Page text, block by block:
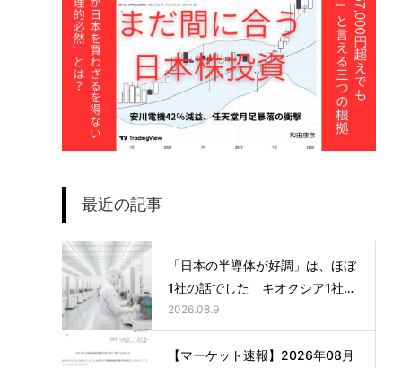
最近の記事
「日本の半導体が好調」は、ほぼ
1社の話でした キオクシア1社の
3か月の利益が、他6社の1年分を
超えた日
2026.08.9
【マーケット速報】2026年08月